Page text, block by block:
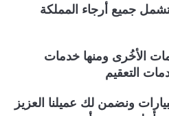
جميع أرجاء المملكة
الأخُرى ومنها خدمات
التعقيم
ونضمن لك عميلنا العزيز